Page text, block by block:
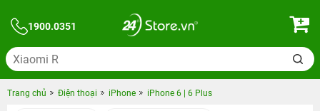
1900.0351
Trang chủ Điện thoại iPhone iPhone 6 | 6 Plus